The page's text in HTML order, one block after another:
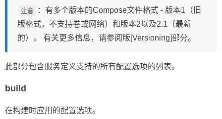
注意
：有多个版本的Compose文件格式 - 版本1（旧
版格式，不支持卷或网络）和版本2以及2.1（最新
的）。 有关更多信息，请参阅版[Versioning]部分。
此部分包含服务定义支持的所有配置选项的列表。
build
在构建时应用的配置选项。